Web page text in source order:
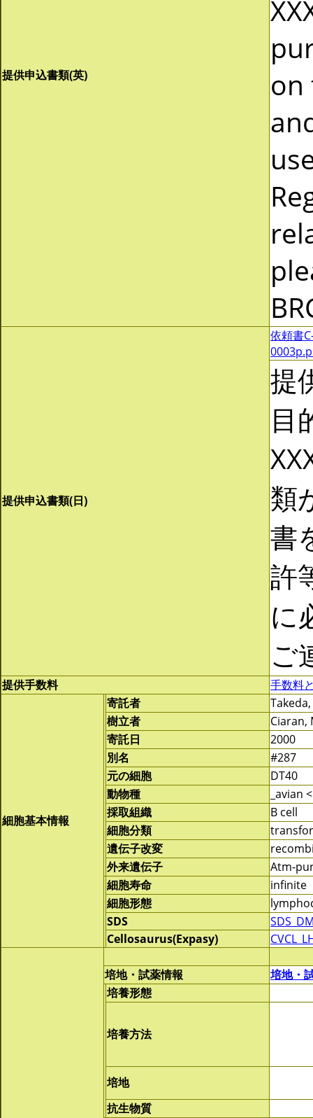
提供申込書類(英)
on
提供申込書類(日)
依頼書
提
目
類
書
許
に
ご
提供手数料 手数料
細胞基本情報
寄託者
樹立者
Ciaran,
寄託日
2000
別名
#287
元の細胞
DT40
動物種
_avian
採取組織
B cell
細胞分類
遺伝子改変
外来遺伝子
Atm-
細胞寿命
infinite
細胞形態
SDS
Cellosaurus(Expasy)
培地・試薬情報
培地・
培養形態
培養方法
培地
抗生物質